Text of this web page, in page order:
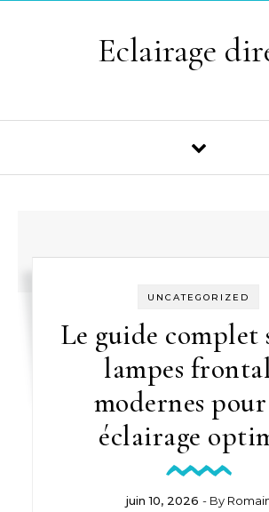
Eclairage
UNCATEGORIZED
Le guide complet
lampes
modernes
éclairage
juin 10, 2026 - By